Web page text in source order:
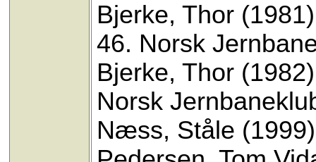
Bjerke, Thor
46. Norsk
Bjerke, Thor
Norsk
Næss, Ståle